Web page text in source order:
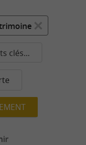
clés...